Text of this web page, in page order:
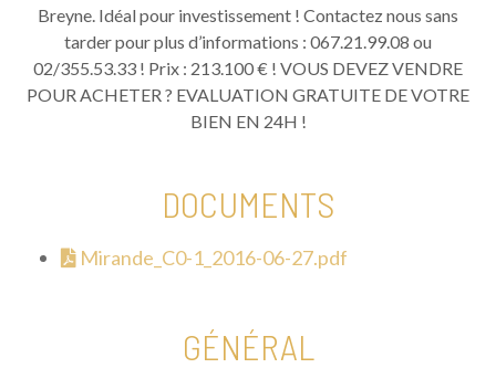
Breyne. Idéal pour investissement ! Contactez nous sans
tarder pour plus d’informations : 067.21.99.08 ou
02/355.53.33 ! Prix : 213.100 € ! VOUS DEVEZ VENDRE
POUR ACHETER ? EVALUATION GRATUITE DE VOTRE
BIEN EN 24H !
DOCUMENTS
Mirande_C0-1_2016-06-27.pdf
GÉNÉRAL